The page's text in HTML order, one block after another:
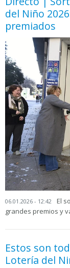
del Niño
premiados
06.01.2026 - 12:42
El
grandes premios y
Estos son
Lotería del